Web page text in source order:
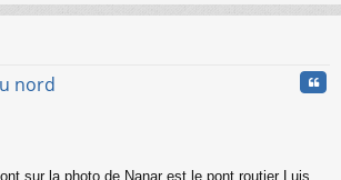
au
nord
sur la photo de Nanar est le pont routier Luis